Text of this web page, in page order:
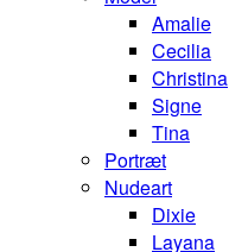
Amalie
Cecilia
Christina
Signe
Tina
Portræt
Nudeart
Dixie
Layana